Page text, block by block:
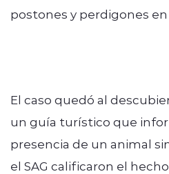
postones y perdigones
El caso quedó al
un guía turístico que
presencia de un animal
el SAG calificaron el